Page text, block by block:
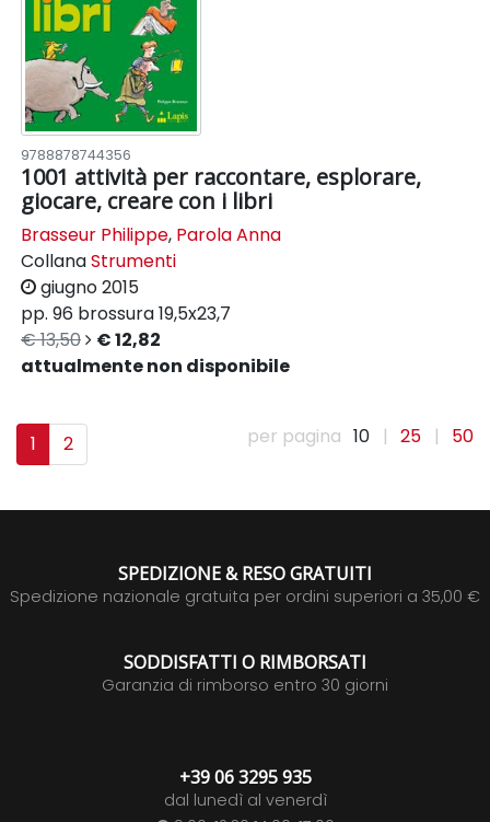
9788878744356
1001 attività per raccontare, esplorare,
giocare, creare con i libri
Brasseur Philippe, Parola Anna
CollanaStrumenti
giugno 2015
pp. 96 brossura19,5x23,7
€ 13,50
€ 12,82
attualmente non disponibile
1 2 per pagina 10 | 25 | 50
SPEDIZIONE & RESO GRATUITI
Spedizione nazionale gratuita per ordini superiori a 35,00 €
SODDISFATTI O RIMBORSATI
Garanzia di rimborso entro 30 giorni
+39 06 3295 935
dal lunedì al venerdì